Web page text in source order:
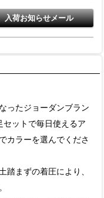
ったジョーダンブラン
セットで毎日使えるア
カラーを選んでくださ
踏まずの着圧により、